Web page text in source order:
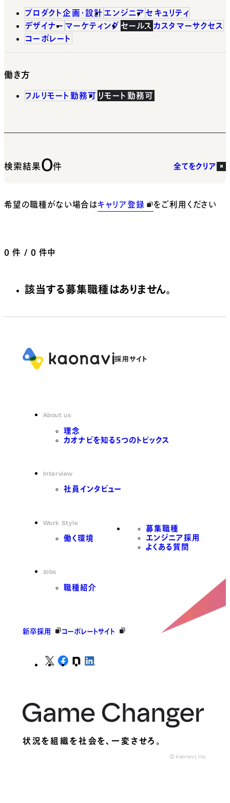
プロダクト企画・設計 エンジニア セキュリティ
デザイナー マーケティング セールス カスタマーサクセス
コーポレート
働き方
フルリモート勤務可 リモート勤務可
検索結果0件 全てをクリア
希望の職種がない場合はキャリア登録 をご利用ください
0 件 / 0 件中
該当する募集職種はありません。
About us
理念
カオナビを知る5つのトピックス
Interview
社員インタビュー
Work Style
働く環境
Jobs
職種紹介
募集職種
エンジニア採用
よくある質問
新卒採用 コーポレートサイト
状況を組織を社会を、一変させろ。
© kaonavi, Inc